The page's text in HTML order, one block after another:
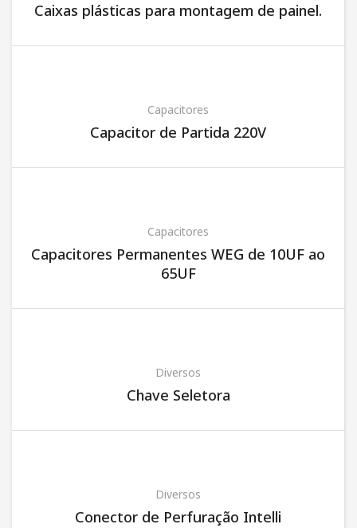
Caixas plásticas para montagem de painel.
Capacitores
Capacitor de Partida 220V
Capacitores
Capacitores Permanentes WEG de 10UF ao
65UF
Diversos
Chave Seletora
Diversos
Conector de Perfuração Intelli